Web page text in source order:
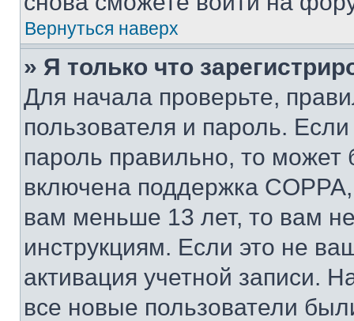
Вернуться наверх
» Я только что
Для начала проверьте,
пользователя и пароль.
пароль правильно, то может
включена поддержка
вам меньше 13 лет, то вам
инструкциям. Если это не
активация учетной записи.
все новые пользователи